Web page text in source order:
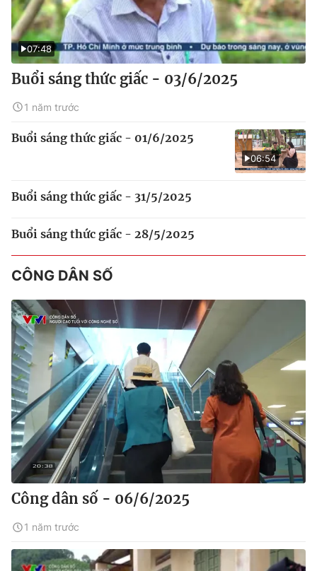
07:48
Buổi sáng thức giấc - 03/6/2025
1 năm trước
06:54
Buổi sáng thức giấc - 01/6/2025
Buổi sáng thức giấc - 31/5/2025
Buổi sáng thức giấc - 28/5/2025
CÔNG DÂN SỐ
Công dân số - 06/6/2025
1 năm trước